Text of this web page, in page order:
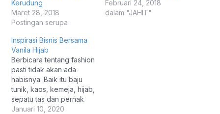
Kerudung
Maret 28, 2018
Postingan serupa
Februari 24, 2018
dalam "JAHIT"
Inspirasi Bisnis Bersama
Vanila Hijab
Berbicara tentang fashion
pasti tidak akan ada
habisnya. Baik itu baju
tunik, kaos, kemeja, hijab,
sepatu tas dan pernak
pernik lainnya. Kali ini ada
Januari 10, 2020